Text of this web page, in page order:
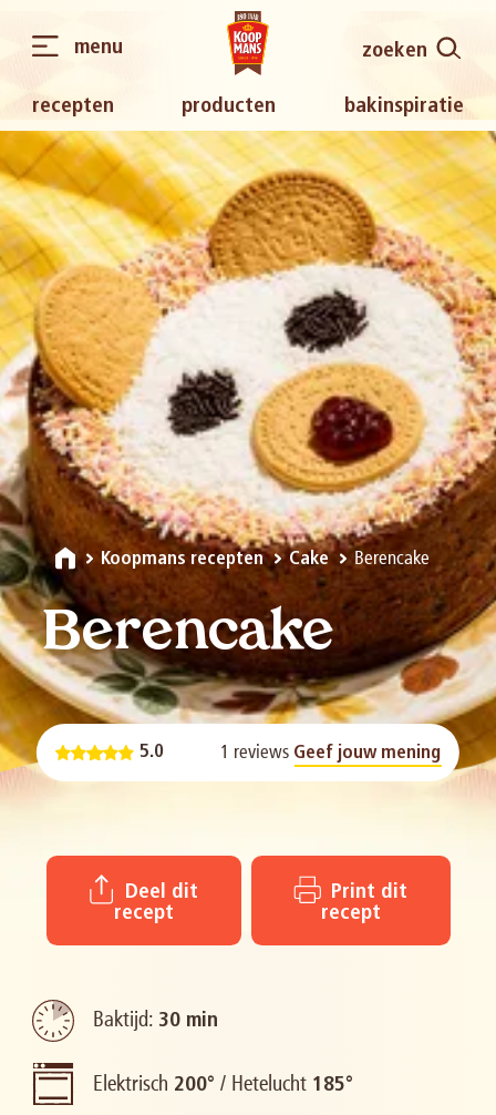
recepten producten bakinspiratie
zoeken
menu
Koopmans recepten Cake Berencake
Berencake
5.0 1 reviews Geef jouw mening
recept
recept
Baktijd: 30 min
Elektrisch 200° / Hetelucht 185°